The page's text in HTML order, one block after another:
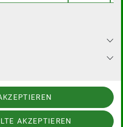
einem erfolgreichen
1,00 €
AKZEPTIEREN